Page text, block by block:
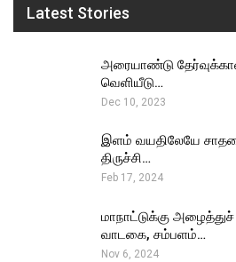
Latest Stories
அரையாண்டு
வெளியீடு…
Dec 10, 2023
இளம் வயதிலேயே
திருச்சி…
Feb 17, 2024
மாநாட்டுக்கு
வாடகை, சம்பளம்…
Nov 6, 2024